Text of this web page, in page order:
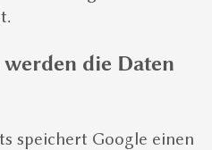
die Daten
speichert Google einen